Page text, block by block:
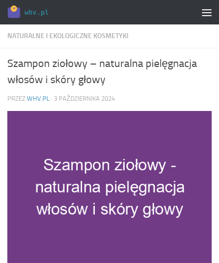
Skip to content
NATURALNE I EKOLOGICZNE KOSMETYKI
Szampon ziołowy – naturalna pielęgnacja
włosów i skóry głowy
PRZEZ WHV.PL · 3 PAŹDZIERNIKA 2024